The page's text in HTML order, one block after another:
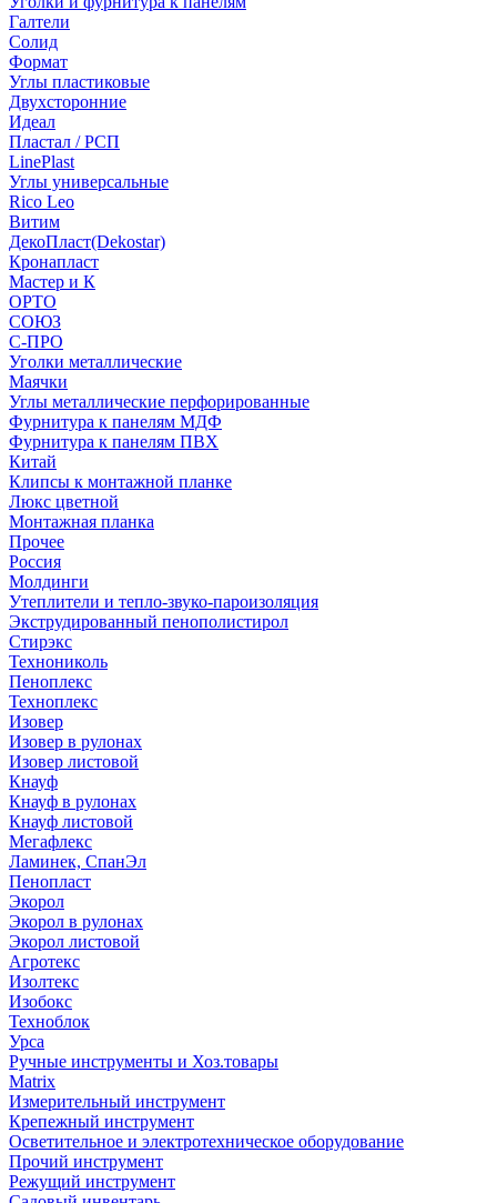
Галтели
Солид
Формат
Углы пластиковые
Двухсторонние
Идеал
Пластал / РСП
LinePlast
Углы универсальные
Rico Leo
Витим
ДекоПласт(Dekostar)
Кронапласт
Мастер и К
ОРТО
СОЮЗ
С-ПРО
Уголки металлические
Маячки
Углы металлические перфорированные
Фурнитура к панелям МДФ
Фурнитура к панелям ПВХ
Китай
Клипсы к монтажной планке
Люкс цветной
Монтажная планка
Прочее
Россия
Молдинги
Утеплители и тепло-звуко-пароизоляция
Экструдированный пенополистирол
Стирэкс
Технониколь
Пеноплекс
Техноплекс
Изовер
Изовер в рулонах
Изовер листовой
Кнауф
Кнауф в рулонах
Кнауф листовой
Мегафлекс
Ламинек, СпанЭл
Пенопласт
Экорол
Экорол в рулонах
Экорол листовой
Агротекс
Изолтекс
Изобокс
Техноблок
Урса
Ручные инструменты и Хоз.товары
Matrix
Измерительный инструмент
Крепежный инструмент
Осветительное и электротехническое оборудование
Прочий инструмент
Режущий инструмент